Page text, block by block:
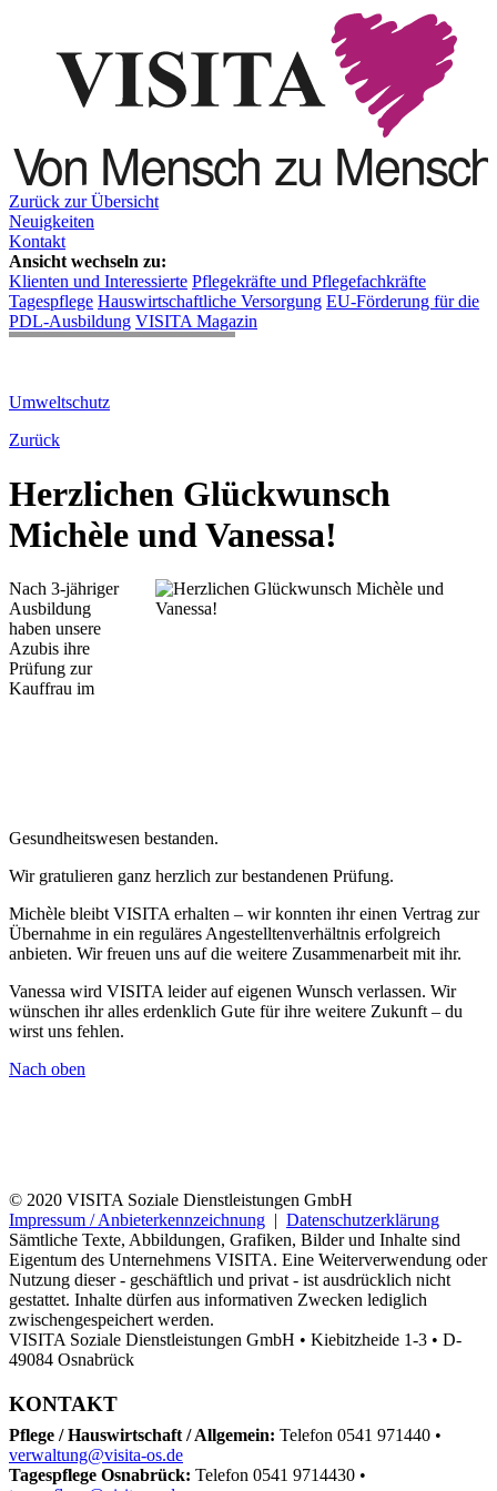
Zurück zur Übersicht
Neuigkeiten
Kontakt
Ansicht wechseln zu:
Klienten und Interessierte Pflegekräfte und Pflegefachkräfte
Tagespflege Hauswirtschaftliche Versorgung EU-Förderung für die
PDL-Ausbildung VISITA Magazin
Umweltschutz
Zurück
Herzlichen Glückwunsch
Michèle und Vanessa!
Nach 3-jähriger
Ausbildung
haben unsere
Azubis ihre
Prüfung zur
Kauffrau im
Gesundheitswesen bestanden.
Wir gratulieren ganz herzlich zur bestandenen Prüfung.
Michèle bleibt VISITA erhalten – wir konnten ihr einen Vertrag zur
Übernahme in ein reguläres Angestelltenverhältnis erfolgreich
anbieten. Wir freuen uns auf die weitere Zusammenarbeit mit ihr.
Vanessa wird VISITA leider auf eigenen Wunsch verlassen. Wir
wünschen ihr alles erdenklich Gute für ihre weitere Zukunft – du
wirst uns fehlen.
Nach oben
© 2020 VISITA Soziale Dienstleistungen GmbH
Impressum / Anbieterkennzeichnung | Datenschutzerklärung
Sämtliche Texte, Abbildungen, Grafiken, Bilder und Inhalte sind
Eigentum des Unternehmens VISITA. Eine Weiterverwendung oder
Nutzung dieser - geschäftlich und privat - ist ausdrücklich nicht
gestattet. Inhalte dürfen aus informativen Zwecken lediglich
zwischengespeichert werden.
VISITA Soziale Dienstleistungen GmbH • Kiebitzheide 1-3 • D-
49084 Osnabrück
KONTAKT
Pflege / Hauswirtschaft / Allgemein: Telefon 0541 971440 •
verwaltung@visita-os.de
Tagespflege Osnabrück: Telefon 0541 9714430 •